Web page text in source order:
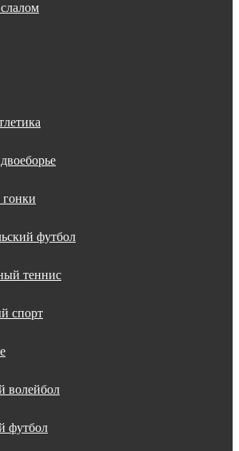
футбол
теннис
спорт
волейбол
футбол